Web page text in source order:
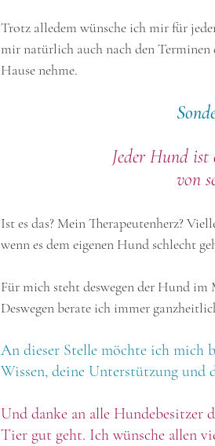
Trotz alledem wünsche ich mir für
mir natürlich auch nach den
Hause nehme.
Jeder Hund
von
Ist es das? Mein Therapeutenherz?
wenn es dem eigenen Hund schlecht
Für mich steht deswegen der Hund
Deswegen berate ich immer
An dieser Stelle möchte ich mich
Wissen, deine Unterstützung und
Und danke an alle Hundebesitzer
Tier gut geht. Ich wünsche allen